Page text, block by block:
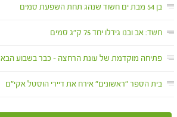
בן 54 מבת ים חשוד שנהג תחת השפעת סמים
חשד: אב ובנו גידלו יחד 75 ק"ג סמים
פתיחה מוקדמת של עונת הרחצה – כבר בשבוע הבא
בית הספר "ראשונים" אירח את דיירי הוסטל אקי"ם